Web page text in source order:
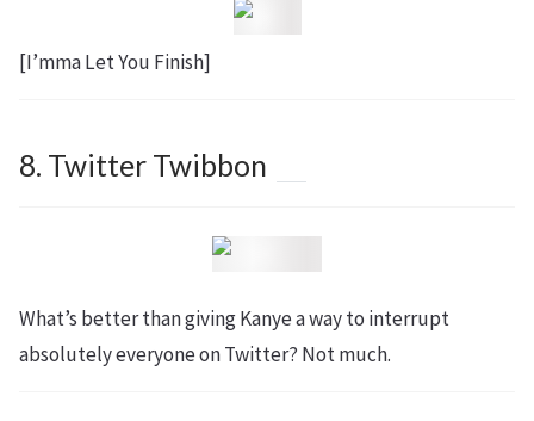
[I’mma Let You Finish]
8. Twitter Twibbon
What’s better than giving Kanye a way to interrupt
absolutely everyone on Twitter? Not much.